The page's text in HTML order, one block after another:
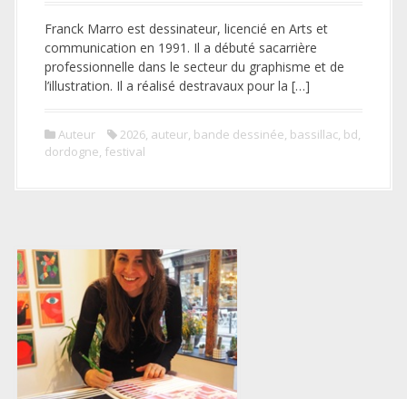
Franck Marro est dessinateur, licencié en Arts et
communication en 1991. Il a débuté sacarrière
professionnelle dans le secteur du graphisme et de
l’illustration. Il a réalisé destravaux pour la […]
Auteur 2026, auteur, bande dessinée, bassillac, bd,
dordogne, festival